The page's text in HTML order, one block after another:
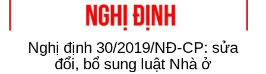
Nghị định 30/2019/NĐ-CP: sửa
đổi, bổ sung luật Nhà ở